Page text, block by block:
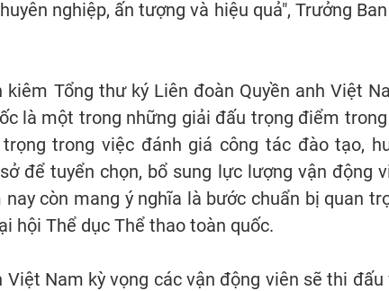
nghiệp, ấn tượng và hiệu quả", Trưởng
kiêm Tổng thư ký Liên đoàn Quyền anh Việt
là một trong những giải đấu trọng điểm
trong việc đánh giá công tác đào tạo,
để tuyển chọn, bổ sung lực lượng vận động
còn mang ý nghĩa là bước chuẩn bị quan
hội Thể dục Thể thao toàn quốc.
Nam kỳ vọng các vận động viên sẽ thi đấu